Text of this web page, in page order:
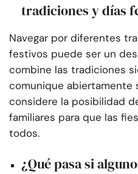
tradiciones y días
Navegar por diferentes
festivos puede ser un
combine las tradiciones
comunique abiertamente
considere la posibilidad
familiares para que las
todos.
¿Qué pasa si